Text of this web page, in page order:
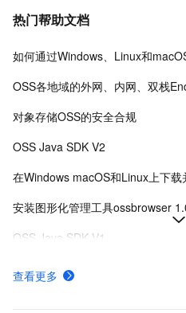
热门帮助文档
OSS各地域的外网、内网、双栈
对象存储OSS的安全合规
OSS Java SDK V2
安装图形化管理工具ossbrowser
OSS Java SDK V1
下载并安装命令行工具ossutil
查看更多